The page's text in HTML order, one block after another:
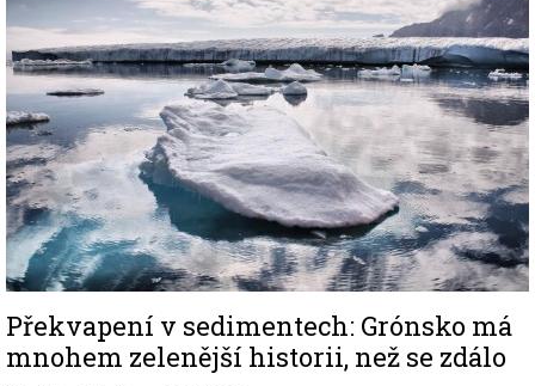
Překvapení v sedimentech: Grónsko má
mnohem zelenější historii, než se zdálo